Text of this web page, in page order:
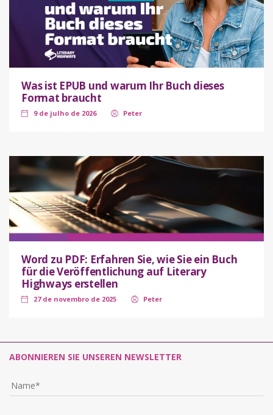
Was ist EPUB und warum Ihr Buch dieses
Format braucht
9 de julho de 2026 Peter
Word zu PDF: Erfahren Sie, wie Sie ein Buch
für die Veröffentlichung auf Literary
Highways erstellen
27 de novembro de 2025 Peter
ABONNIEREN SIE UNSEREN NEWSLETTER